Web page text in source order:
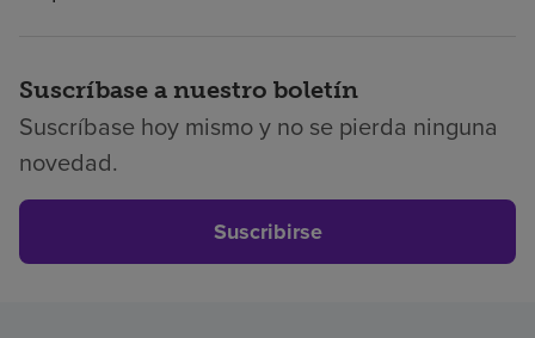
Suscríbase a nuestro boletín
Suscríbase hoy mismo y no se pierda ninguna
novedad.
Suscribirse